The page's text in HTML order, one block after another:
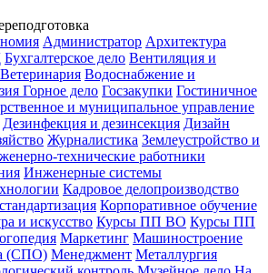
Администратор Архитектура
Бухгалтерское дело Вентиляция и
Ветеринария Водоснабжение и
Горное дело Госзакупки Гостиничное
и муниципальное управление
Дезинфекция и дезинсекция Дизайн
Журналистика Землеустройство и
технические работники
Инженерные системы
Кадровое делопроизводство
Корпоративное обучение
и искусство Курсы ПП ВО Курсы ПП
Маркетинг Машиностроение
(СПО) Менеджмент Металлургия